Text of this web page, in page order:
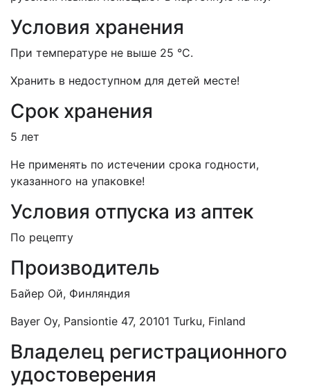
Условия хранения
При температуре не выше 25 °С.
Хранить в недоступном для детей месте!
Срок хранения
5 лет
Не применять по истечении срока годности,
указанного на упаковке!
Условия отпуска из аптек
По рецепту
Производитель
Байер Ой, Финляндия
Bayer Oy, Pansiontie 47, 20101 Turku, Finland
Владелец регистрационного
удостоверения